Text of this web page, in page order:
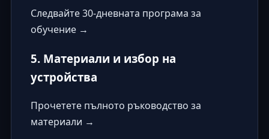
Следвайте 30-дневната програма за
обучение →
5. Материали и избор на
устройства
Прочетете пълното ръководство за
материали →